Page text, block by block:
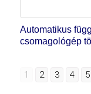
Automatikus
csomagológép
1 2 3 4 5